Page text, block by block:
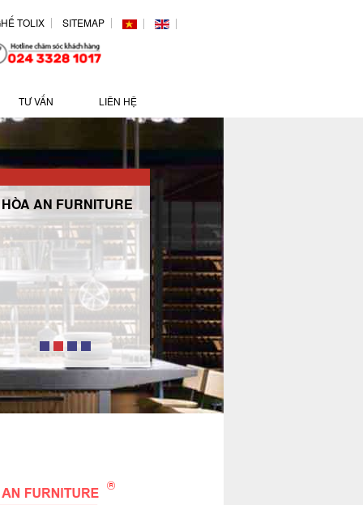
TOLIX SITEMAP
TƯ VẤN LIÊN HỆ
HÒA AN FURNITURE
Khắc nghiệt trong quản
lý. Tận tâm trong phục
vụ. Cạnh tranh trong